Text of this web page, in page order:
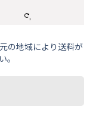
の地域により送料が
。